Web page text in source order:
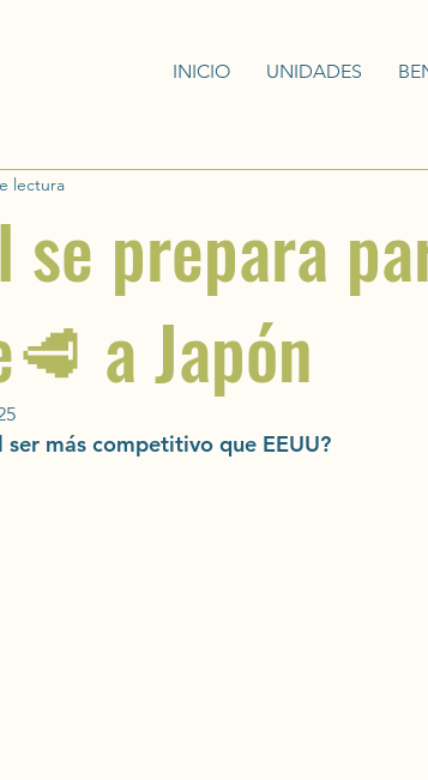
INICIO UNIDADES
se prepara
a Japón
lectura
ser más competitivo que EEUU?